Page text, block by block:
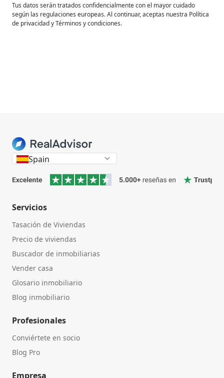
Tus datos serán tratados confidencialmente con el mayor cuidado
según las regulaciones europeas. Al continuar, aceptas nuestra Política
de privacidad y Términos y condiciones.
Spain
Servicios
Tasación de Viviendas
Precio de viviendas
Buscador de inmobiliarias
Vender casa
Glosario inmobiliario
Blog inmobiliario
Profesionales
Conviértete en socio
Blog Pro
Empresa